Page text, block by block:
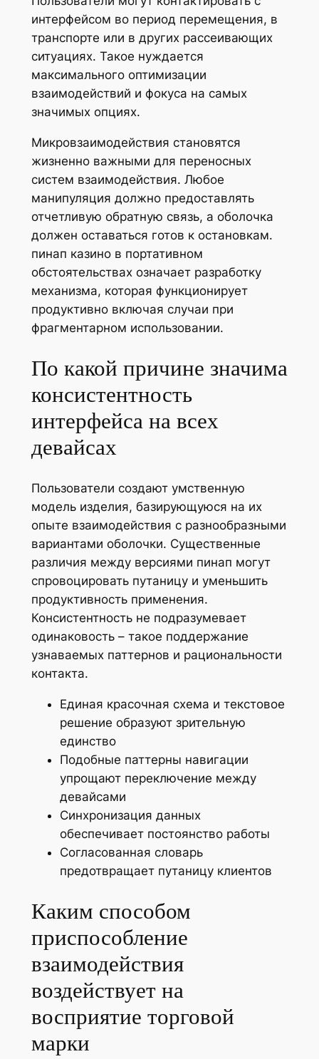
интерфейсом во период перемещения, в
транспорте или в других рассеивающих
ситуациях. Такое нуждается
максимального оптимизации
взаимодействий и фокуса на самых
значимых опциях.
Микровзаимодействия становятся
жизненно важными для переносных
систем взаимодействия. Любое
манипуляция должно предоставлять
отчетливую обратную связь, а оболочка
должен оставаться готов к остановкам.
пинап казино в портативном
обстоятельствах означает разработку
механизма, которая функционирует
продуктивно включая случаи при
фрагментарном использовании.
По какой причине значима
консистентность
интерфейса на всех
девайсах
Пользователи создают умственную
модель изделия, базирующуюся на их
опыте взаимодействия с разнообразными
вариантами оболочки. Существенные
различия между версиями пинап могут
спровоцировать путаницу и уменьшить
продуктивность применения.
Консистентность не подразумевает
одинаковость – такое поддержание
узнаваемых паттернов и рациональности
контакта.
Единая красочная схема и текстовое
решение образуют зрительную
единство
Подобные паттерны навигации
упрощают переключение между
девайсами
Синхронизация данных
обеспечивает постоянство работы
Согласованная словарь
предотвращает путаницу клиентов
Каким способом
приспособление
взаимодействия
воздействует на
восприятие торговой
марки